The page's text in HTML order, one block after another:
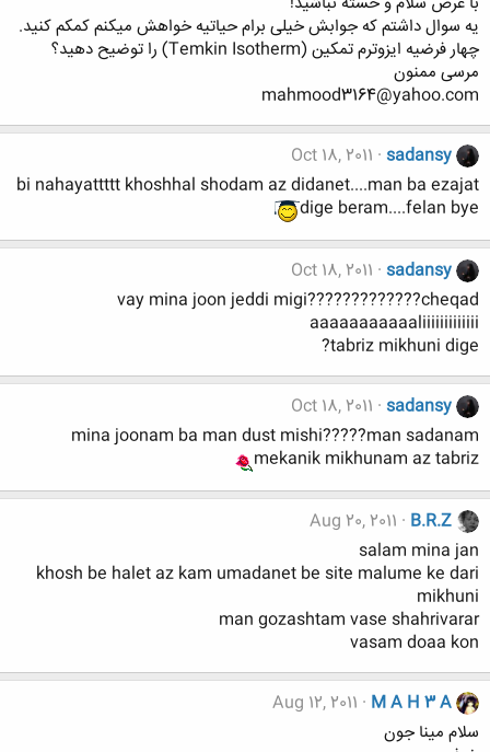
یه سوال داشتم که جوابش خیلی برام حیاتیه خواهش میکنم کمکم کنید.
چهار فرضیه ایزوترم تمکین (Temkin Isotherm) را توضیح دهید؟
مرسی ممنون
mahmood3164@yahoo.com
sadansy
Oct 18, 2011
bi nahayattttt khoshhal shodam az didanet....man ba ezajat
dige beram....felan bye
sadansy
Oct 18, 2011
vay mina joon jeddi migi?????????????cheqad
aaaaaaaaaaaliiiiiiiiiiiii
tabriz mikhuni dige?
sadansy
Oct 18, 2011
mina joonam ba man dust mishi?????man sadanam
mekanik mikhunam az tabriz
B.R.Z
Aug 20, 2011
salam mina jan
khosh be halet az kam umadanet be site malume ke dari
mikhuni
man gozashtam vase shahrivarar
vasam doaa kon
M A H 3 A
Aug 12, 2011
سلام مینا جون